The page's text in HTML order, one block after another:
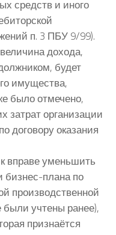
средств и иного
п. 3 ПБУ 9/99).
дохода,
будет
имущества,
было отмечено,
затрат организации
договору оказания
вправе уменьшить
бизнес-плана по
производственной
учтены ранее),
признаётся